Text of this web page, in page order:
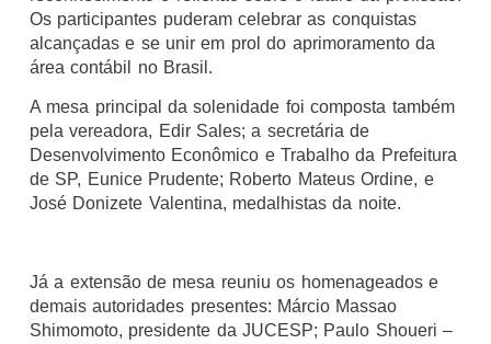
Os participantes puderam celebrar as conquistas
alcançadas e se unir em prol do aprimoramento da
área contábil no Brasil.
A mesa principal da solenidade foi composta também
pela vereadora, Edir Sales; a secretária de
Desenvolvimento Econômico e Trabalho da Prefeitura
de SP, Eunice Prudente; Roberto Mateus Ordine, e
José Donizete Valentina, medalhistas da noite.
Já a extensão de mesa reuniu os homenageados e
demais autoridades presentes: Márcio Massao
Shimomoto, presidente da JUCESP; Paulo Shoueri –